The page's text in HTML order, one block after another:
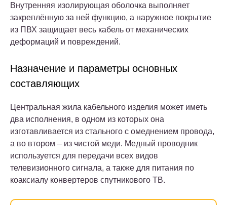
Внутренняя изолирующая оболочка выполняет
закреплённую за ней функцию, а наружное покрытие
из ПВХ защищает весь кабель от механических
деформаций и повреждений.
Назначение и параметры основных
составляющих
Центральная жила кабельного изделия может иметь
два исполнения, в одном из которых она
изготавливается из стального с омеднением провода,
а во втором – из чистой меди. Медный проводник
используется для передачи всех видов
телевизионного сигнала, а также для питания по
коаксиалу конвертеров спутникового ТВ.